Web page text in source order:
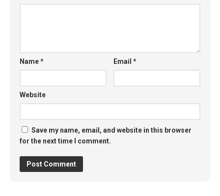
Name* Email*
Website
Save my name, email, and website in this browser
for the next time I comment.